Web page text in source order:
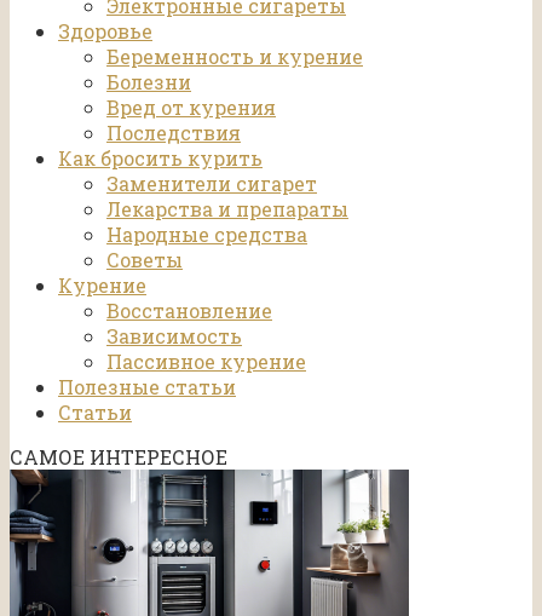
Электронные сигареты
Здоровье
Беременность и курение
Болезни
Вред от курения
Последствия
Как бросить курить
Заменители сигарет
Лекарства и препараты
Народные средства
Советы
Курение
Восстановление
Зависимость
Пассивное курение
Полезные статьи
Статьи
САМОЕ ИНТЕРЕСНОЕ